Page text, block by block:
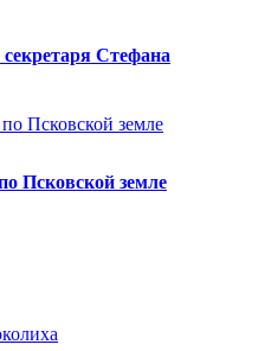
Стефана
Псковской земле